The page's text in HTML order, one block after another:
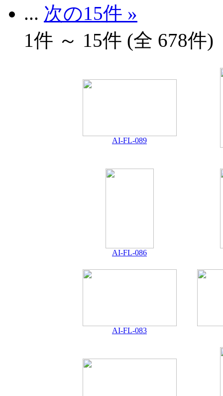
... 次の15件 »
1件 ～ 15件 (全 678件)
AI-FL-089
AI-FL-086
AI-FL-083